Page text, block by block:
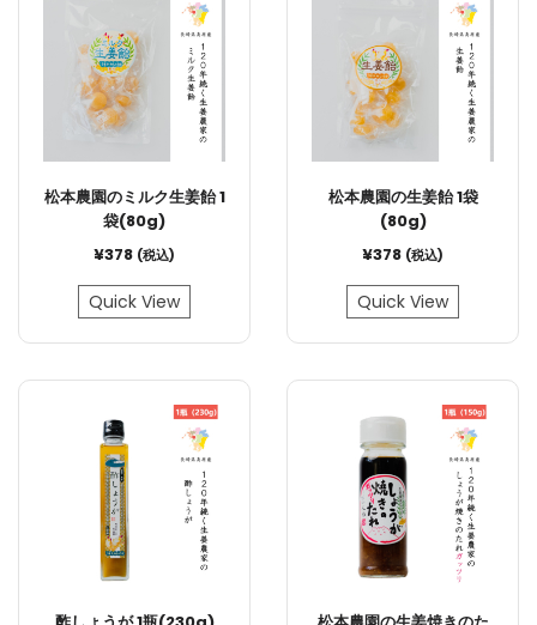
松本農園のミルク生姜飴 1
袋(80g)
¥378 (税込)
Quick View
松本農園の生姜飴 1袋
(80g)
¥378 (税込)
Quick View